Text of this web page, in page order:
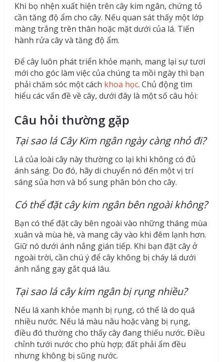
Khi bọ nhện xuất hiện trên cây kim ngân, chứng tỏ
cần tăng độ ẩm cho cây. Nếu quan sát thấy một lớp
màng trắng trên thân hoặc mặt dưới của lá. Tiến
hành rửa cây và tăng độ ẩm.
Để cây luôn phát triển khỏe mạnh, mang lại sự tươi
mới cho góc làm việc của chúng ta mồi ngày thì bạn
phải chăm sóc một cách khoa học. Chủ động tìm
hiểu các vấn đề về cây, dưới đây là một số câu hỏi:
Câu hỏi thường gặp
Tại sao lá Cây Kim ngân ngày càng nhỏ đi?
Lá của loài cây này thường co lại khi không có đủ
ánh sáng. Do đó, hãy di chuyển nó đến một vị trí
sáng sủa hơn và bổ sung phân bón cho cây.
Có thể đặt cây kim ngân bên ngoài không?
Bạn có thể đặt cây bên ngoài vào những tháng mùa
xuân và mùa hè, và mang cây vào khi đêm lạnh hơn.
Giữ nó dưới ánh nắng gián tiếp. Khi bạn đặt cây ở
ngoài trời, cần chú ý để cây không bị cháy lá dưới
ánh nắng gay gắt quá lâu.
Tại sao lá cây kim ngân bị rụng nhiều?
Nếu lá xanh khỏe mạnh bị rụng, có thể là do quá
nhiều nước. Nếu lá màu nâu hoặc vàng bị rụng,
điều đó thường cho thấy cây đang thiếu nước. Điều
chỉnh tưới nước cho phù hợp; đất phải ẩm đều
nhưng không bị sũng nước.